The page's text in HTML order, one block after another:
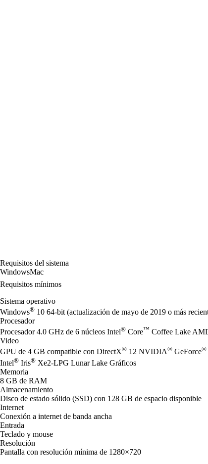
Requisitos del sistema
WindowsMac
Requisitos mínimos
Sistema operativo
Windows® 10 64-bit (actualización de mayo de 2019 o más
Procesador
Procesador 4.0 GHz de 6 núcleos Intel® Core™ Coffee Lake
Video
GPU de 4 GB compatible con DirectX® 12 NVIDIA® GeForce®
Intel® Iris® Xe2-LPG Lunar Lake Gráficos
Memoria
8 GB de RAM
Almacenamiento
Disco de estado sólido (SSD) con 128 GB de espacio disponible
Internet
Conexión a internet de banda ancha
Entrada
Teclado y mouse
Resolución
Pantalla con resolución mínima de 1280×720